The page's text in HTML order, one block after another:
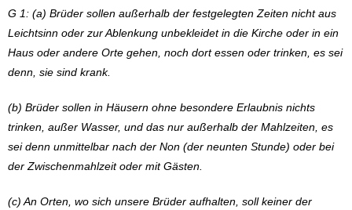
G 1: (a) Brüder sollen außerhalb der festgelegten Zeiten nicht aus
Leichtsinn oder zur Ablenkung unbekleidet in die Kirche oder in ein
Haus oder andere Orte gehen, noch dort essen oder trinken, es sei
denn, sie sind krank.
(b) Brüder sollen in Häusern ohne besondere Erlaubnis nichts
trinken, außer Wasser, und das nur außerhalb der Mahlzeiten, es
sei denn unmittelbar nach der Non (der neunten Stunde) oder bei
der Zwischenmahlzeit oder mit Gästen.
(c) An Orten, wo sich unsere Brüder aufhalten, soll keiner der